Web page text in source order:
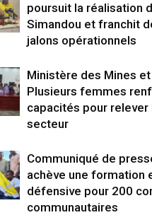
poursuit la réalisation
Simandou et franchit
jalons opérationnels
Ministère des Mines
Plusieurs femmes
capacités pour relever
secteur
Communiqué de
achève une formation
défensive pour 200
communautaires